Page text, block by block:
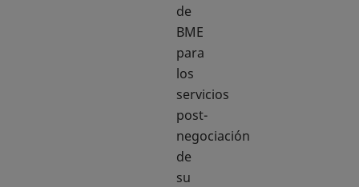
de
BME
para
los
servicios
post-
negociación
de
su